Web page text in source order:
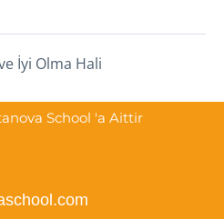
ve İyi Olma Hali
School 'a Aittir